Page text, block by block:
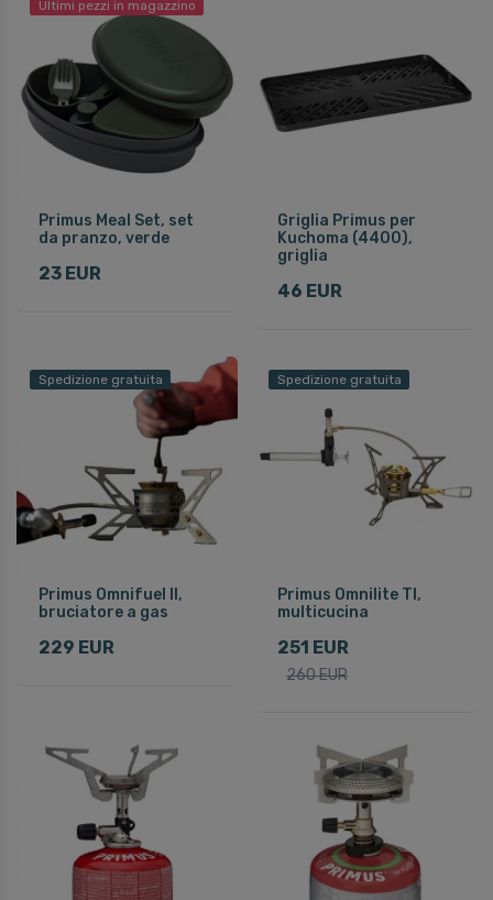
Ultimi pezzi in magazzino
Primus Meal Set, set
da pranzo, verde
23 EUR
Griglia Primus per
Kuchoma (4400),
griglia
46 EUR
Spedizione gratuita
Primus Omnifuel II,
bruciatore a gas
229 EUR
Spedizione gratuita
Primus Omnilite TI,
multicucina
251 EUR
260 EUR